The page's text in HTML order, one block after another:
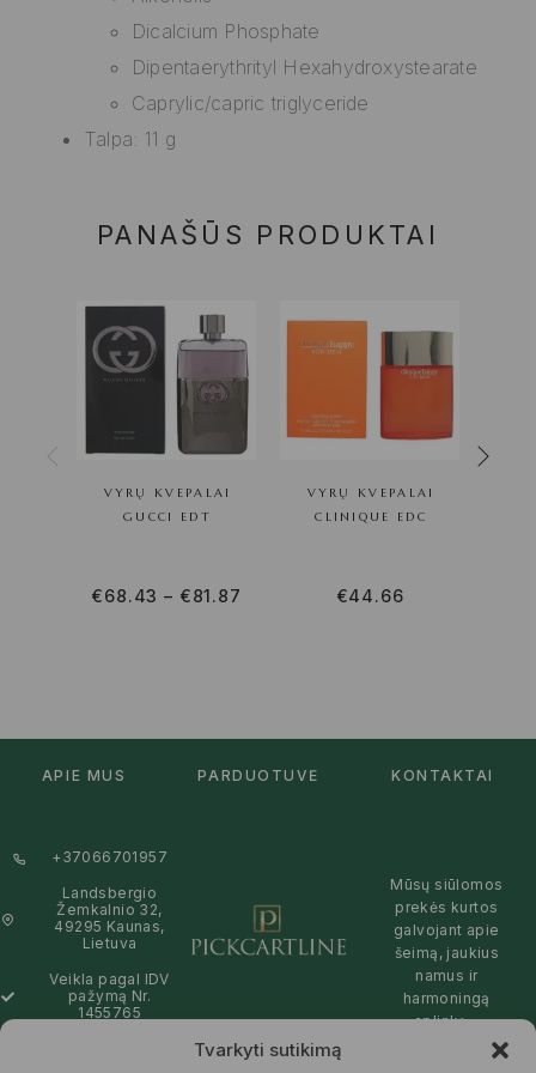
Tvarkyti sutikimą
Dicalcium Phosphate
Dipentaerythrityl Hexahydroxystearate
Caprylic/capric triglyceride
Talpa: 11 g
PANAŠŪS PRODUKTAI
VYRŲ KVEPALAI
GUCCI EDT
€68.43 – €81.87
VYRŲ KVEPALAI
CLINIQUE EDC
€44.66
APIE MUS PARDUOTUVĖ KONTAKTAI
+37066701957
Landsbergio
Žemkalnio 32,
49295 Kaunas,
Lietuva
Veikla pagal IDV
pažymą Nr.
1455765
Mūsų siūlomos
prekės kurtos
galvojant apie
šeimą, jaukius
namus ir
harmoningą
aplinką –